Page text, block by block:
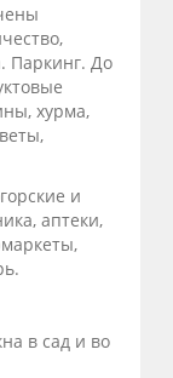
Паркинг. До
хурма,
и
аптеки,
в сад и во